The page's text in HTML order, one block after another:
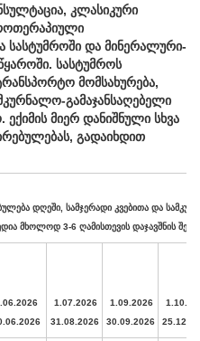
კლასიკური
და მინერალური-
სასტუმროს
მომსახურება,
გამაჯანსაღებელი
მიერ დანიშნული სხვა
გადაიხდით